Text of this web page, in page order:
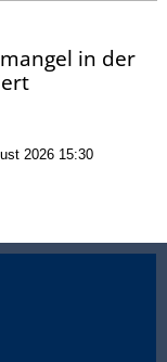
in der
2026 15:30